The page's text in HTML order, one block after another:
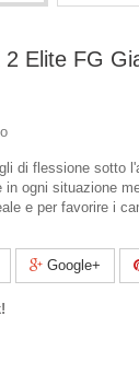
Elite FG
di flessione sotto
in ogni situazione
e per favorire i
Google+